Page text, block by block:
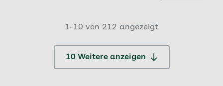
1-10 von 212 angezeigt
10 Weitere anzeigen